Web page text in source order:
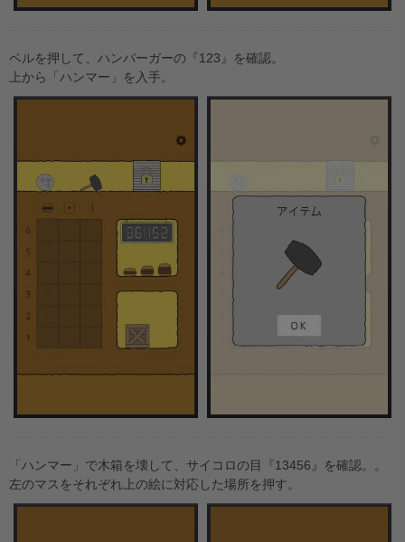
ベルを押して、ハンバーガーの『123』を確認。
上から「ハンマー」を入手。
「ハンマー」で木箱を壊して、サイコロの目『13456』を確認。。
左のマスをそれぞれ上の絵に対応した場所を押す。